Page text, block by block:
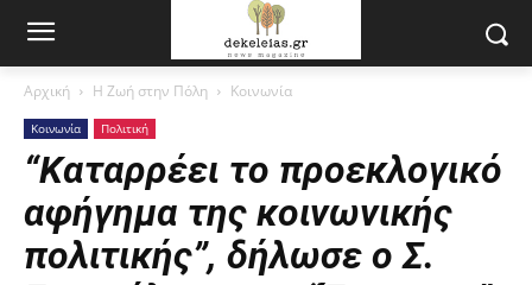
Αρχική Η Ζωή στην Πόλη Κοινωνία
Κοινωνία Πολιτική
“Καταρρέει το προεκλογικό
αφήγημα της κοινωνικής
πολιτικής”, δήλωσε ο Σ.